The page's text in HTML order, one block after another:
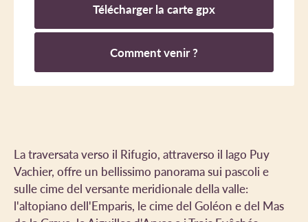
La traversata verso il Rifugio, attraverso il lago Puy
Vachier, offre un bellissimo panorama sui pascoli e
sulle cime del versante meridionale della valle:
l'altopiano dell'Emparis, le cime del Goléon e del Mas
Télécharger la carte gpx
Comment venir ?